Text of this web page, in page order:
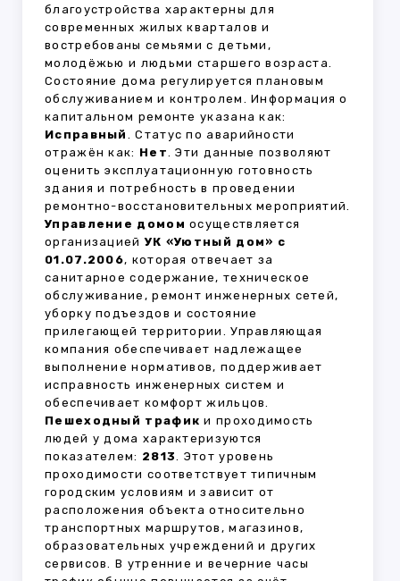
благоустройства характерны для
современных жилых кварталов и
востребованы семьями с детьми,
молодёжью и людьми старшего возраста.
Состояние дома регулируется плановым
обслуживанием и контролем. Информация о
капитальном ремонте указана как:
Исправный . Статус по аварийности
отражён как: Нет. Эти данные позволяют
оценить эксплуатационную готовность
здания и потребность в проведении
ремонтно-восстановительных мероприятий.
Управление домом осуществляется
организациейУК «Уютный дом» с
01.07.2006, которая отвечает за
санитарное содержание, техническое
обслуживание, ремонт инженерных сетей,
уборку подъездов и состояние
прилегающей территории. Управляющая
компания обеспечивает надлежащее
выполнение нормативов, поддерживает
исправность инженерных систем и
обеспечивает комфорт жильцов.
Пешеходный трафик и проходимость
людей у дома характеризуются
показателем: 2813. Этот уровень
проходимости соответствует типичным
городским условиям и зависит от
расположения объекта относительно
транспортных маршрутов, магазинов,
образовательных учреждений и других
сервисов. В утренние и вечерние часы